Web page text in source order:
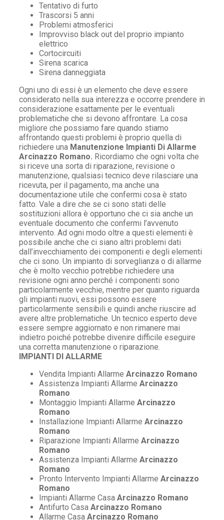
Tentativo di furto
Trascorsi 5 anni
Problemi atmosferici
Improvviso black out del proprio impianto
elettrico
Cortocircuiti
Sirena scarica
Sirena danneggiata
Ogni uno di essi è un elemento che deve essere
considerato nella sua interezza e occorre prendere in
considerazione esattamente per le eventuali
problematiche che si devono affrontare. La cosa
migliore che possiamo fare quando stiamo
affrontando questi problemi è proprio quella di
richiedere una Manutenzione Impianti Di Allarme
Arcinazzo Romano. Ricordiamo che ogni volta che
si riceve una sorta di riparazione, revisione o
manutenzione, qualsiasi tecnico deve rilasciare una
ricevuta, per il pagamento, ma anche una
documentazione utile che confermi cosa è stato
fatto. Vale a dire che se ci sono stati delle
sostituzioni allora è opportuno che ci sia anche un
eventuale documento che confermi l’avvenuto
intervento. Ad ogni modo oltre a questi elementi è
possibile anche che ci siano altri problemi dati
dall’invecchiamento dei componenti e degli elementi
che ci sono. Un impianto di sorveglianza o di allarme
che è molto vecchio potrebbe richiedere una
revisione ogni anno perché i componenti sono
particolarmente vecchie, mentre per quanto riguarda
gli impianti nuovi, essi possono essere
particolarmente sensibili e quindi anche riuscire ad
avere altre problematiche. Un tecnico esperto deve
essere sempre aggiornato e non rimanere mai
indietro poiché potrebbe divenire difficile eseguire
una corretta manutenzione o riparazione.
IMPIANTI DI ALLARME
Vendita Impianti Allarme Arcinazzo Romano
Assistenza Impianti Allarme Arcinazzo
Romano
Montaggio Impianti Allarme Arcinazzo
Romano
Installazione Impianti Allarme Arcinazzo
Romano
Riparazione Impianti Allarme Arcinazzo
Romano
Assistenza Impianti Allarme Arcinazzo
Romano
Pronto Intervento Impianti Allarme Arcinazzo
Romano
Impianti Allarme Casa Arcinazzo Romano
Antifurto Casa Arcinazzo Romano
Allarme Casa Arcinazzo Romano